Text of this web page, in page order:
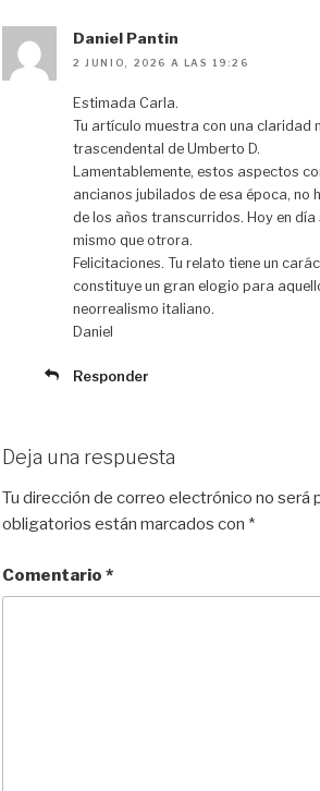
k
r
Daniel Pantin
2 JUNIO, 2026 A LAS 19:26
Estimada Carla.
Tu artículo muestra con una claridad
trascendental de Umberto D.
Lamentablemente, estos aspectos
ancianos jubilados de esa época, no
de los años transcurridos. Hoy en día
mismo que otrora.
Felicitaciones. Tu relato tiene un
constituye un gran elogio para
neorrealismo italiano.
Daniel
Responder
Deja una respuesta
Tu dirección de correo electrónico no será
obligatorios están marcados con *
Comentario *